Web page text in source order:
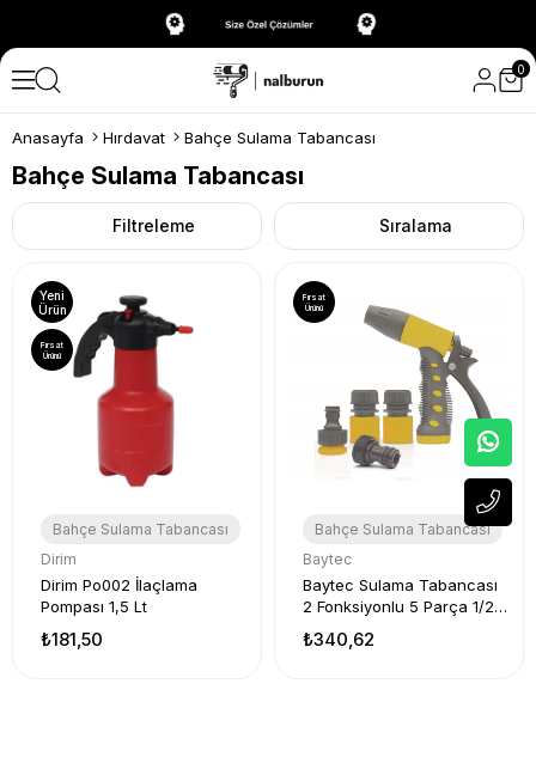
0
Anasayfa Hırdavat Bahçe Sulama Tabancası
Bahçe Sulama Tabancası
Filtreleme Sıralama
Bahçe Sulama Tabancası
Dirim
Dirim Po002 İlaçlama
Pompası 1,5 Lt
₺181,50
Yeni
Ürün
Fırsat
Ürünü
Bahçe Sulama Tabancası
Baytec
Baytec Sulama Tabancası
2 Fonksiyonlu 5 Parça 1/2
₺340,62
Fırsat
Ürünü